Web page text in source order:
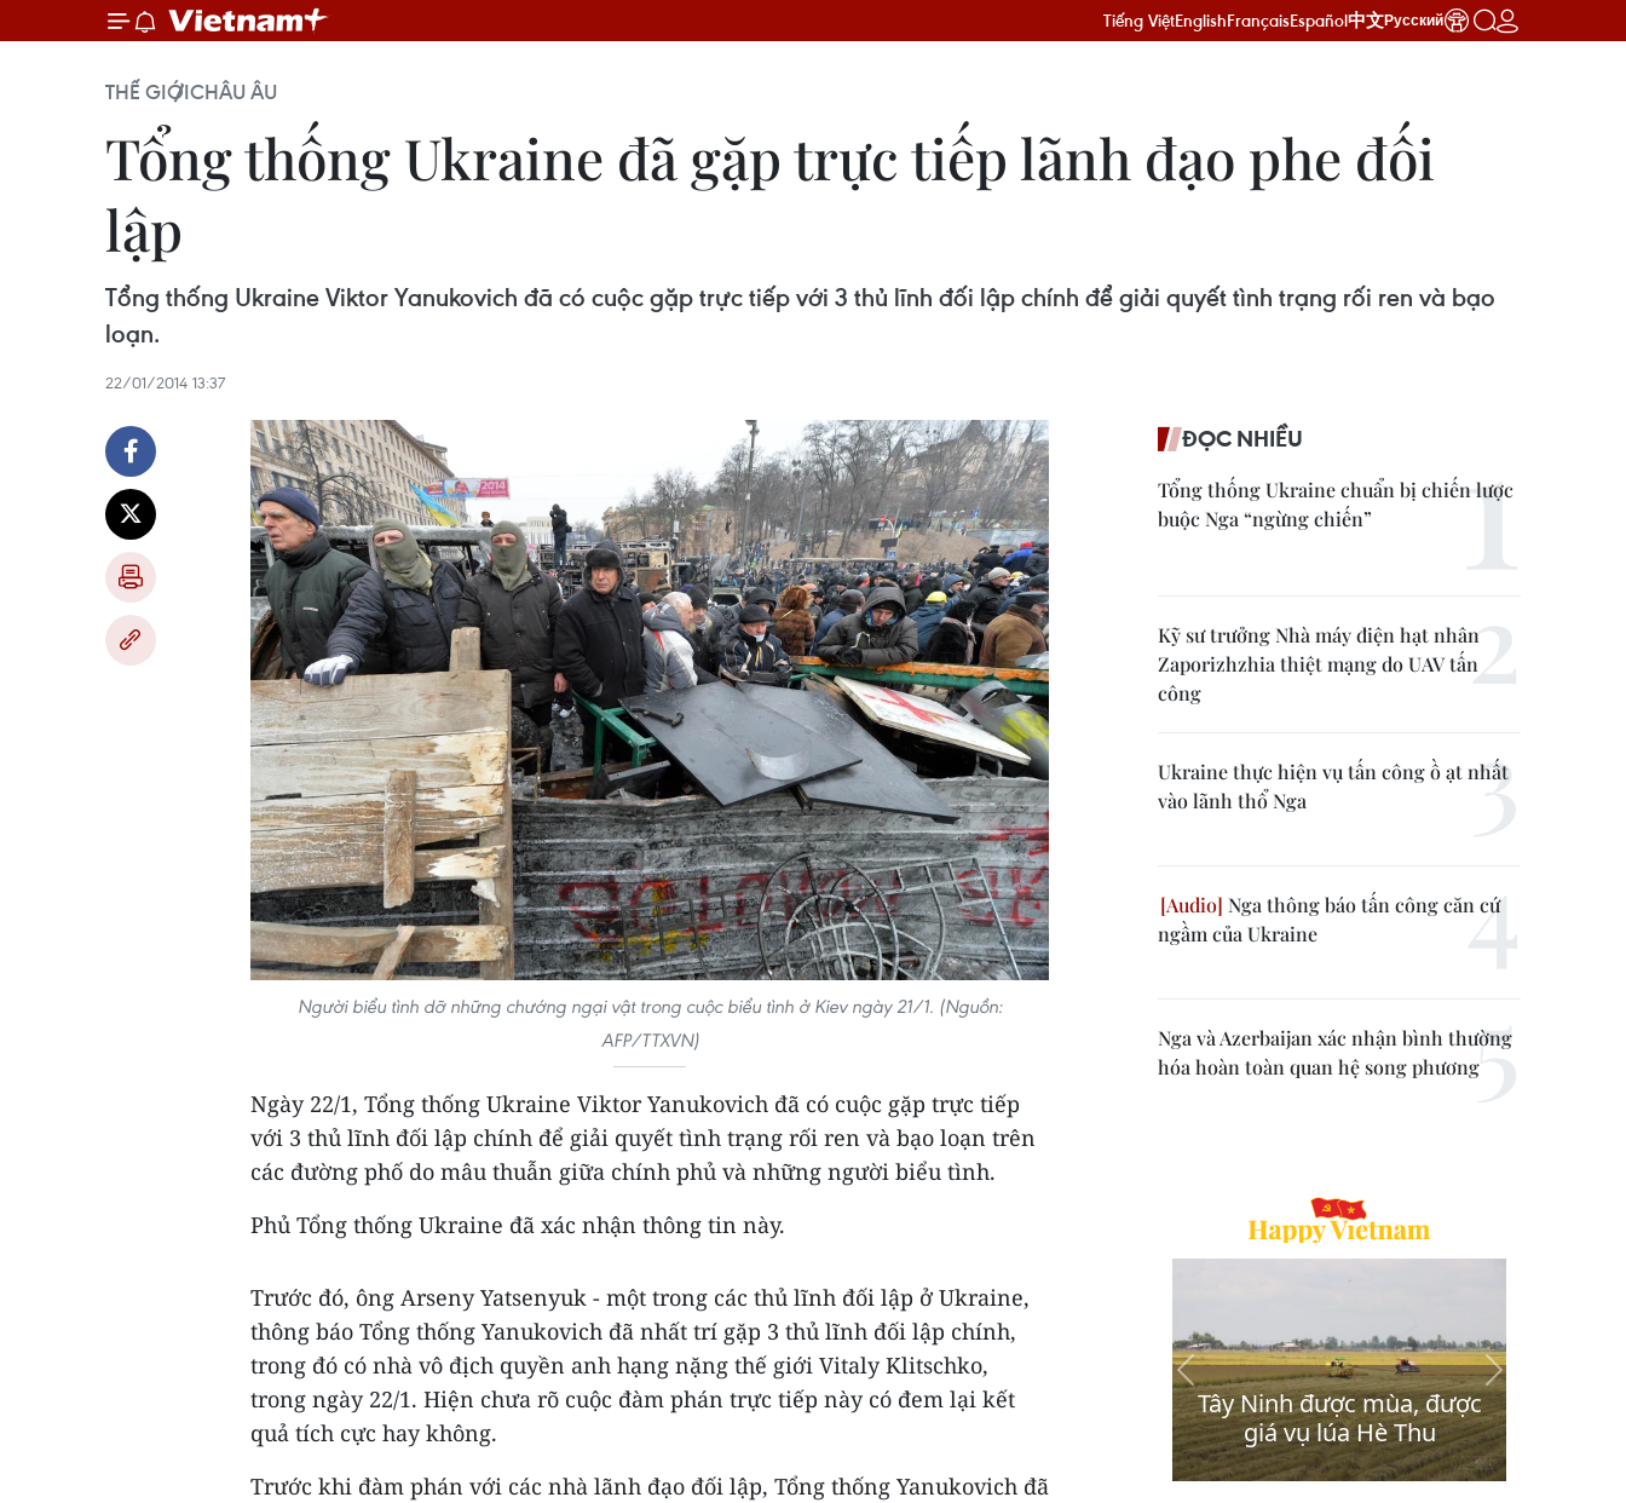
Tiếng ViệtEnglishFrançaisEspañol中文Русский
THẾ GIỚICHÂU ÂU
Tổng thống Ukraine đã gặp trực tiếp lãnh đạo phe đối
lập
Tổng thống Ukraine Viktor Yanukovich đã có cuộc gặp trực tiếp với 3 thủ lĩnh đối lập chính để giải quyết tình trạng rối ren và bạo
loạn.
22/01/2014 13:37
Người biểu tình dỡ những chướng ngại vật trong cuộc biểu tình ở Kiev ngày 21/1. (Nguồn:
AFP/TTXVN)
Ngày 22/1, Tổng thống Ukraine Viktor Yanukovich đã có cuộc gặp trực tiếp
với 3 thủ lĩnh đối lập chính để giải quyết tình trạng rối ren và bạo loạn trên
các đường phố do mâu thuẫn giữa chính phủ và những người biểu tình.
Phủ Tổng thống Ukraine đã xác nhận thông tin này.
Trước đó, ông Arseny Yatsenyuk - một trong các thủ lĩnh đối lập ở Ukraine,
thông báo Tổng thống Yanukovich đã nhất trí gặp 3 thủ lĩnh đối lập chính,
trong đó có nhà vô địch quyền anh hạng nặng thế giới Vitaly Klitschko,
trong ngày 22/1. Hiện chưa rõ cuộc đàm phán trực tiếp này có đem lại kết
quả tích cực hay không.
Trước khi đàm phán với các nhà lãnh đạo đối lập, Tổng thống Yanukovich đã
ĐỌC NHIỀU
Tổng thống Ukraine chuẩn bị chiến lược
buộc Nga “ngừng chiến”
Kỹ sư trưởng Nhà máy điện hạt nhân
Zaporizhzhia thiệt mạng do UAV tấn
công
Ukraine thực hiện vụ tấn công ồ ạt nhất
vào lãnh thổ Nga
Nga thông báo tấn công căn cứ
ngầm của Ukraine
Nga và Azerbaijan xác nhận bình thường
hóa hoàn toàn quan hệ song phương